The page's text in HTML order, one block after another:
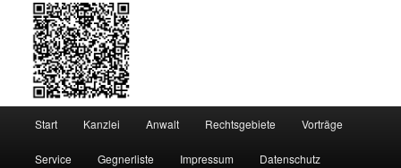
Start Kanzlei Anwalt Rechtsgebiete Vorträge
Service Gegnerliste Impressum Datenschutz